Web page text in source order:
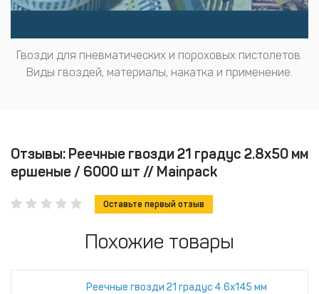
Гвозди для пневматических и пороховых пистолетов.
Виды гвоздей, материалы, накатка и применение.
Отзывы: Реечные гвозди 21 градус 2.8х50 мм
ершеные / 6000 шт // Mainpack
Оставьте первый отзыв
Похожие товары
Реечные гвозди 21 градус 4.6x145 мм